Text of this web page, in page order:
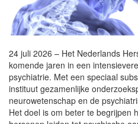
24 juli 2026 – Het Nederlands
komende jaren in een
psychiatrie. Met een speciaal
instituut gezamenlijke
neurowetenschap en de
Het doel is om beter te begrijpen